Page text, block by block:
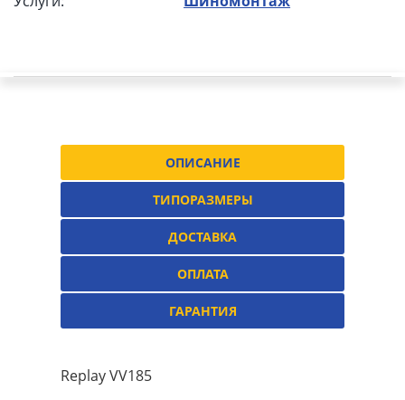
ОПИСАНИЕ
ТИПОРАЗМЕРЫ
ДОСТАВКА
ОПЛАТА
ГАРАНТИЯ
Replay VV185